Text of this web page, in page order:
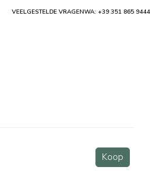
Koop
VEELGESTELDE VRAGENWA: +39 351 865 9444